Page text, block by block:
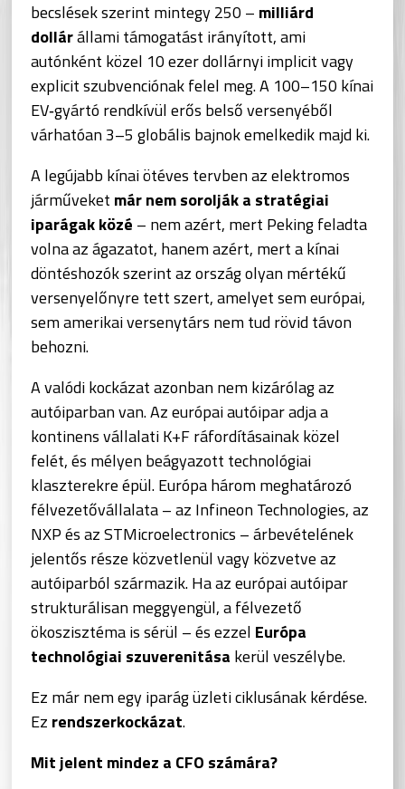
becslések szerint mintegy 250 – milliárd
dollárállami támogatást irányított, ami
autónként közel 10 ezer dollárnyi implicit vagy
explicit szubvenciónak felel meg. A 100–150 kínai
EV‑gyártó rendkívül erős belső versenyéből
várhatóan 3–5 globális bajnok emelkedik majd ki.
A legújabb kínai ötéves tervben az elektromos
járműveket már nem sorolják a stratégiai
iparágak közé – nem azért, mert Peking feladta
volna az ágazatot, hanem azért, mert a kínai
döntéshozók szerint az ország olyan mértékű
versenyelőnyre tett szert, amelyet sem európai,
sem amerikai versenytárs nem tud rövid távon
behozni.
A valódi kockázat azonban nem kizárólag az
autóiparban van. Az európai autóipar adja a
kontinens vállalati K+F ráfordításainak közel
felét, és mélyen beágyazott technológiai
klaszterekre épül. Európa három meghatározó
félvezetővállalata – az Infineon Technologies, az
NXP és az STMicroelectronics – árbevételének
jelentős része közvetlenül vagy közvetve az
autóiparból származik. Ha az európai autóipar
strukturálisan meggyengül, a félvezető
ökoszisztéma is sérül – és ezzel Európa
technológiai szuverenitása kerül veszélybe.
Ez már nem egy iparág üzleti ciklusának kérdése.
Ez rendszerkockázat.
Mit jelent mindez a CFO számára?